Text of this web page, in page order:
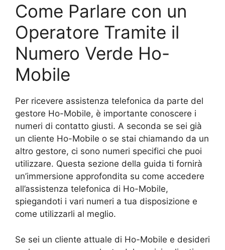
Come Parlare con un
Operatore Tramite il
Numero Verde Ho-
Mobile
Per ricevere assistenza telefonica da parte del
gestore Ho-Mobile, è importante conoscere i
numeri di contatto giusti. A seconda se sei già
un cliente Ho-Mobile o se stai chiamando da un
altro gestore, ci sono numeri specifici che puoi
utilizzare. Questa sezione della guida ti fornirà
un’immersione approfondita su come accedere
all’assistenza telefonica di Ho-Mobile,
spiegandoti i vari numeri a tua disposizione e
come utilizzarli al meglio.
Se sei un cliente attuale di Ho-Mobile e desideri